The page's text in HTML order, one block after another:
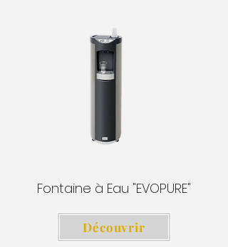
Fontaine à Eau "EVOPURE"
Découvrir